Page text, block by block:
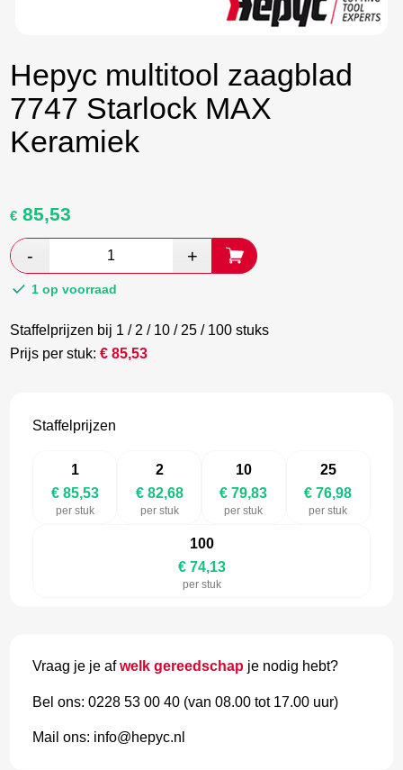
Hepyc multitool zaagblad
7747 Starlock MAX
Keramiek
Oorspronkelijke
prijs
was:
€ 142,55.
€ 85,53
prijs
€ 82,68.
1 op voorraad
Staffelprijzen bij 1 / 2 / 10 / 25 / 100 stuks
Prijs per stuk:€85,53
Staffelprijzen
1
€ 85,53
per stuk
2
€ 82,68
per stuk
10
€ 79,83
per stuk
25
€ 76,98
per stuk
100
€ 74,13
per stuk
Vraag je je afwelk gereedschap je nodig hebt?
Bel ons: 0228 53 00 40 (van 08.00 tot 17.00 uur)
Mail ons: info@hepyc.nl